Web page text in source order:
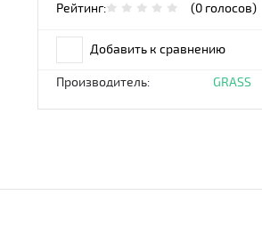
Рейтинг: (0 голосов)
Добавить к сравнению
Производитель: GRASS